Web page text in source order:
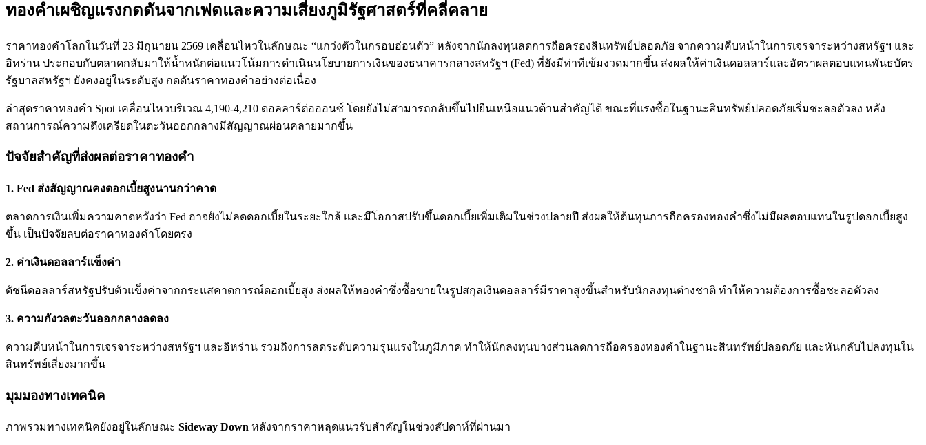
ทองคำเผชิญแรงกดดันจากเฟดและความเสี่ยงภูมิรัฐศาสตร์ที่คลี่คลาย
ราคาทองคำโลกในวันที่ 23 มิถุนายน 2569 เคลื่อนไหวในลักษณะ “แกว่งตัวในกรอบอ่อนตัว” หลังจากนักลงทุนลดการถือครองสินทรัพย์ปลอดภัย จากความคืบหน้าในการเจรจาระหว่างสหรัฐฯ และ
อิหร่าน ประกอบกับตลาดกลับมาให้น้ำหนักต่อแนวโน้มการดำเนินนโยบายการเงินของธนาคารกลางสหรัฐฯ (Fed) ที่ยังมีท่าทีเข้มงวดมากขึ้น ส่งผลให้ค่าเงินดอลลาร์และอัตราผลตอบแทนพันธบัตร
รัฐบาลสหรัฐฯ ยังคงอยู่ในระดับสูง กดดันราคาทองคำอย่างต่อเนื่อง
ล่าสุดราคาทองคำ Spot เคลื่อนไหวบริเวณ 4,190-4,210 ดอลลาร์ต่อออนซ์ โดยยังไม่สามารถกลับขึ้นไปยืนเหนือแนวต้านสำคัญได้ ขณะที่แรงซื้อในฐานะสินทรัพย์ปลอดภัยเริ่มชะลอตัวลง หลัง
สถานการณ์ความตึงเครียดในตะวันออกกลางมีสัญญาณผ่อนคลายมากขึ้น
ปัจจัยสำคัญที่ส่งผลต่อราคาทองคำ
1. Fed ส่งสัญญาณคงดอกเบี้ยสูงนานกว่าคาด
ตลาดการเงินเพิ่มความคาดหวังว่า Fed อาจยังไม่ลดดอกเบี้ยในระยะใกล้ และมีโอกาสปรับขึ้นดอกเบี้ยเพิ่มเติมในช่วงปลายปี ส่งผลให้ต้นทุนการถือครองทองคำซึ่งไม่มีผลตอบแทนในรูปดอกเบี้ยสูง
ขึ้น เป็นปัจจัยลบต่อราคาทองคำโดยตรง
2. ค่าเงินดอลลาร์แข็งค่า
ดัชนีดอลลาร์สหรัฐปรับตัวแข็งค่าจากกระแสคาดการณ์ดอกเบี้ยสูง ส่งผลให้ทองคำซึ่งซื้อขายในรูปสกุลเงินดอลลาร์มีราคาสูงขึ้นสำหรับนักลงทุนต่างชาติ ทำให้ความต้องการซื้อชะลอตัวลง
3. ความกังวลตะวันออกกลางลดลง
ความคืบหน้าในการเจรจาระหว่างสหรัฐฯ และอิหร่าน รวมถึงการลดระดับความรุนแรงในภูมิภาค ทำให้นักลงทุนบางส่วนลดการถือครองทองคำในฐานะสินทรัพย์ปลอดภัย และหันกลับไปลงทุนใน
สินทรัพย์เสี่ยงมากขึ้น
มุมมองทางเทคนิค
ภาพรวมทางเทคนิคยังอยู่ในลักษณะ Sideway Down หลังจากราคาหลุดแนวรับสำคัญในช่วงสัปดาห์ที่ผ่านมา